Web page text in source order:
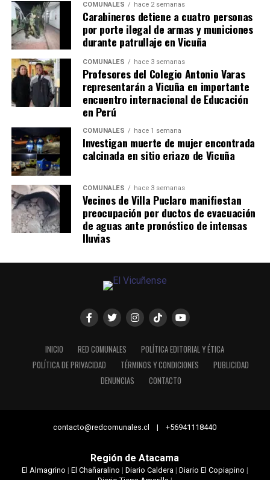
COMUNALES hace 2 semanas
Carabineros detiene a cuatro personas
por porte ilegal de armas y municiones
durante patrullaje en Vicuña
COMUNALES hace 3 semanas
Profesores del Colegio Antonio Varas
representarán a Vicuña en importante
encuentro internacional de Educación
en Perú
COMUNALES hace 1 semana
Investigan muerte de mujer encontrada
calcinada en sitio eriazo de Vicuña
COMUNALES hace 3 semanas
Vecinos de Villa Puclaro manifiestan
preocupación por ductos de evacuación
de aguas ante pronóstico de intensas
lluvias
INICIO RED COMUNALES
POLÍTICA EDITORIAL Y ÉTICA
POLÍTICA DE PRIVACIDAD
TÉRMINOS Y CONDICIONES
PUBLICIDAD
DENUNCIAS
CONTACTO
contacto@redcomunales.cl | +56941118440
Región de Atacama
El Almagrino | El Chañaralino | Diario Caldera| Diario El Copiapino |